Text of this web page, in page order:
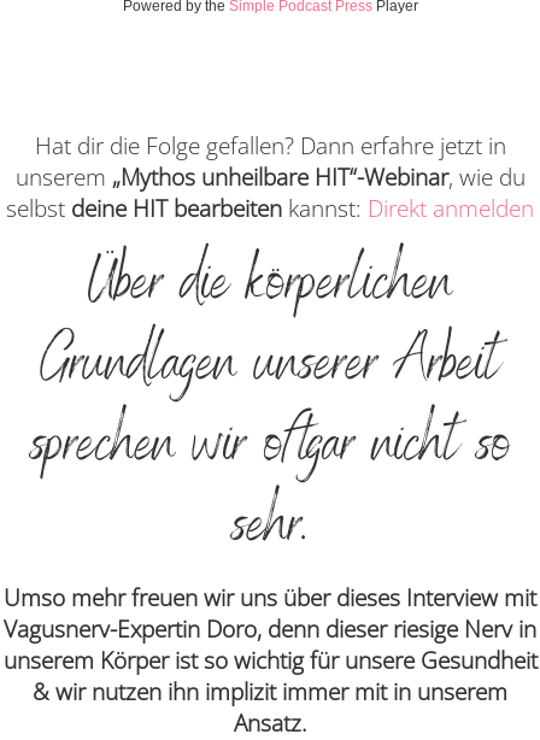
Powered by the Simple Podcast PressPlayer
Hat dir die Folge gefallen? Dann erfahre jetzt in
unserem „Mythos unheilbare HIT“-Webinar, wie du
selbst deine HIT bearbeiten kannst: Direkt anmelden
Über die körperlichen
Grundlagen unserer Arbeit
sprechen wir oft gar nicht so
sehr.
Umso mehr freuen wir uns über dieses Interview mit
Vagusnerv-Expertin Doro, denn dieser riesige Nerv in
unserem Körper ist so wichtig für unsere Gesundheit
& wir nutzen ihn implizit immer mit in unserem
Ansatz.